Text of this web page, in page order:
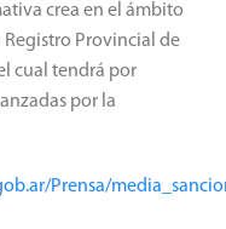
crea en el ámbito
Provincial de
cual tendrá por
por la
Prensa/